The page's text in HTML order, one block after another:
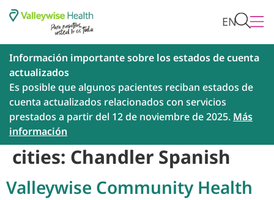
EN
Información importante sobre los estados de cuenta
actualizados
Es posible que algunos pacientes reciban estados de
cuenta actualizados relacionados con servicios
prestados a partir del 12 de noviembre de 2025. Más
información
cities: Chandler Spanish
Valleywise Community Health